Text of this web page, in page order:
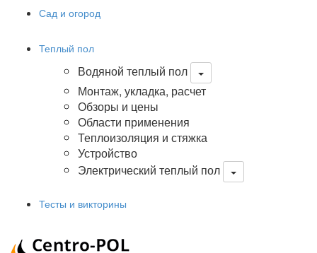
Сад и огород
Теплый пол
Водяной теплый пол
Монтаж, укладка, расчет
Обзоры и цены
Области применения
Теплоизоляция и стяжка
Устройство
Электрический теплый пол
Тесты и викторины